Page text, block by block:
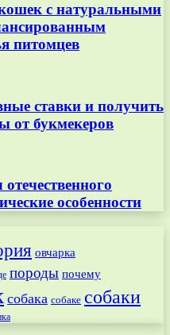
с натуральными
питомцев
ставки и получить
от букмекеров
особенности
овчарка
породы почему
собака собаке собаки